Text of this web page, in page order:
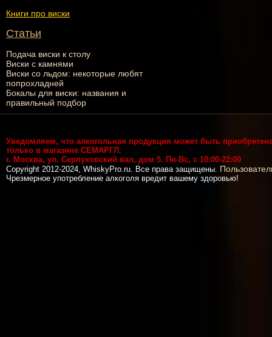
Книги про виски
Статьи
Подача виски к столу
Виски с камнями
Виски со льдом: некоторые любят
попрохладней
Бокалы для виски: названия и
правильный подбор
Уведомляем, что алкогольная продукция может быть
только в магазине СЕМАРГЛ.
г. Москва, ул. Серпуховский вал, дом 5. Пн-Вс, с 10:00-22:00
Copyright 2012-2024, WhiskyPro.ru. Все права защищены.
Чрезмерное употребление алкоголя вредит вашему здоровью!